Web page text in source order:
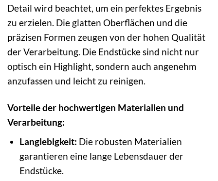
Detail wird beachtet, um ein perfektes Ergebnis
zu erzielen. Die glatten Oberflächen und die
präzisen Formen zeugen von der hohen Qualität
der Verarbeitung. Die Endstücke sind nicht nur
optisch ein Highlight, sondern auch angenehm
anzufassen und leicht zu reinigen.
Vorteile der hochwertigen Materialien und
Verarbeitung:
Langlebigkeit: Die robusten Materialien
garantieren eine lange Lebensdauer der
Endstücke.